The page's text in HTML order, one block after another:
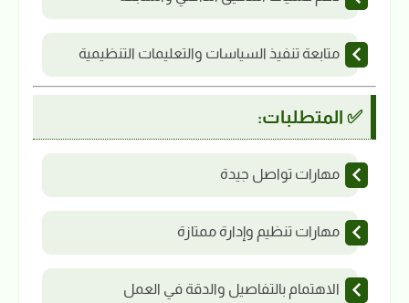
متابعة تنفيذ السياسات والتعليمات التنظيمية
✅ المتطلبات:
مهارات تواصل جيدة
مهارات تنظيم وإدارة ممتازة
الاهتمام بالتفاصيل والدقة في العمل